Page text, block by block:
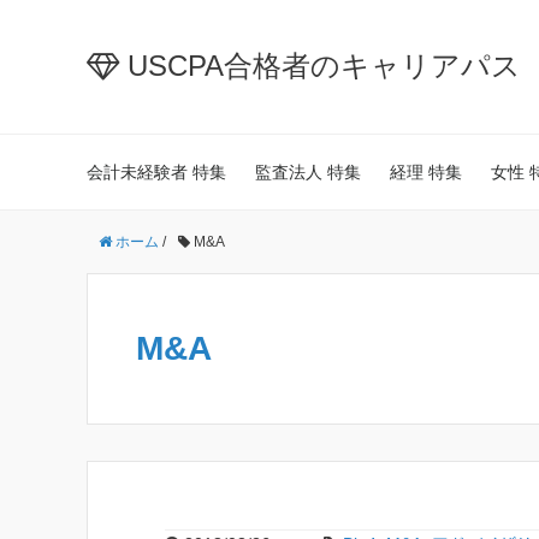
USCPA合格者のキャリアパス
会計未経験者 特集 監査法人 特集 経理 特集 女性
ホーム / M&A
M&A